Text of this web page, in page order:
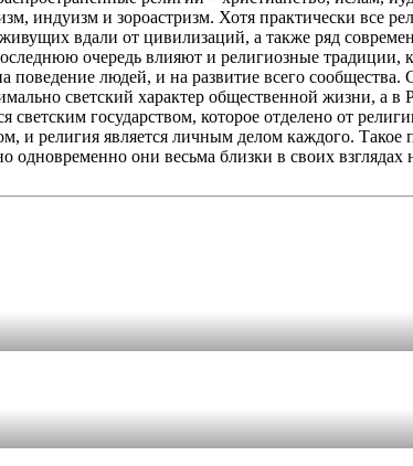
индуизм и зороастризм. Хотя практически все
вдали от цивилизаций, а также ряд
очередь влияют и религиозные традиции,
людей, и на развитие всего сообщества.
светский характер общественной жизни, а в
государством, которое отделено от
и религия является личным делом каждого.
они весьма близки в своих взглядах